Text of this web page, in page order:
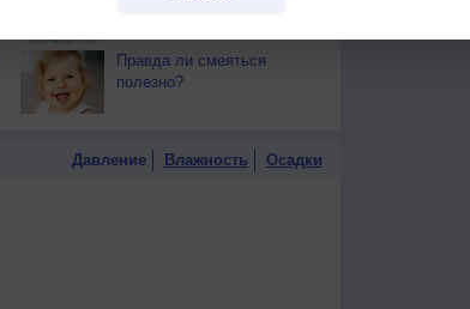
Правда ли смеяться
полезно?
Давление Влажность Осадки